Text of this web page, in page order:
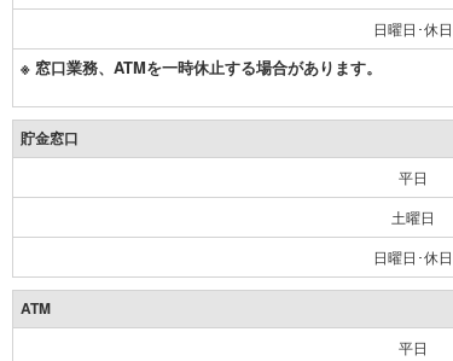
日曜日･休日
※ 窓口業務、ATMを一時休止する場合があります。
貯金窓口
平日
土曜日
日曜日･休日
ATM
平日